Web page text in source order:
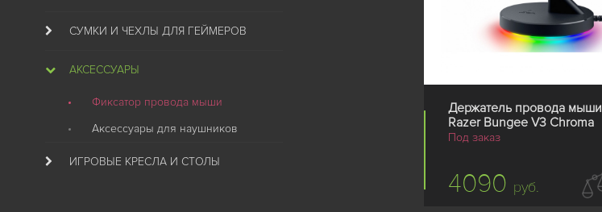
СУМКИ И ЧЕХЛЫ ДЛЯ ГЕЙМЕРОВ
АКСЕССУАРЫ
Фиксатор провода мыши
Аксессуары для наушников
ИГРОВЫЕ КРЕСЛА И СТОЛЫ
Держатель провода мыши
Razer Bungee V3 Chroma
Под заказ
4090 руб.